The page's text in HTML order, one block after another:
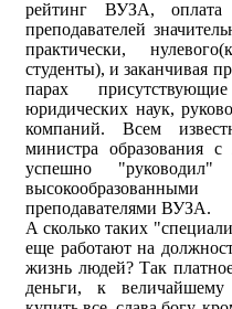
рейтинг ВУЗА, оплата
преподавателей
практически,
студенты), и заканчивая
парах
юридических наук,
компаний. Всем
министра образования
успешно
преподавателями ВУЗА.
А сколько таких
еще работают на
жизнь людей? Так
деньги, к